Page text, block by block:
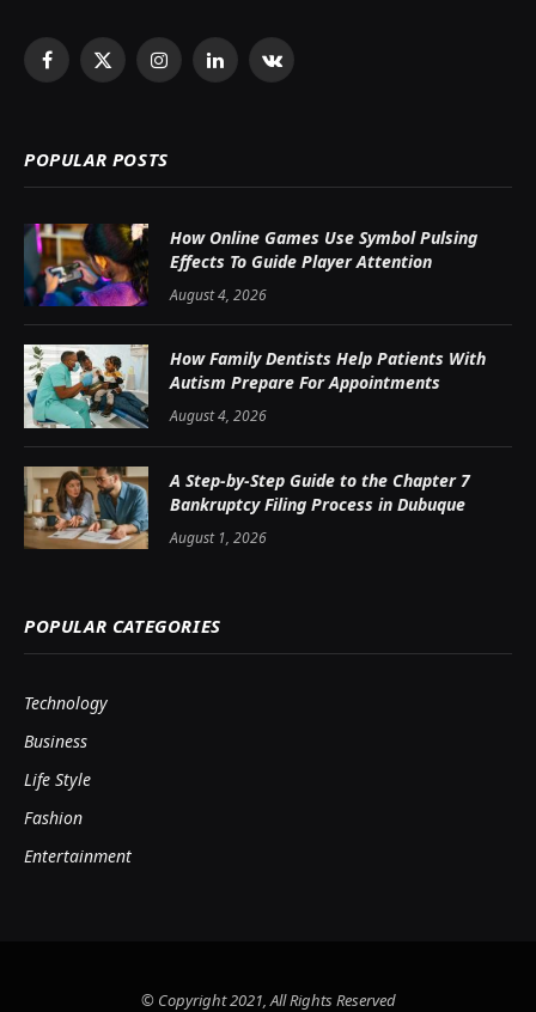
Facebook
X
InstagramLinkedInVKontakte
POPULAR POSTS
How Online Games Use Symbol Pulsing
Effects To Guide Player Attention
August 4, 2026
How Family Dentists Help Patients With
Autism Prepare For Appointments
August 4, 2026
A Step-by-Step Guide to the Chapter 7
Bankruptcy Filing Process in Dubuque
August 1, 2026
POPULAR CATEGORIES
Technology
Business
Life Style
Fashion
Entertainment
© Copyright 2021, All Rights Reserved